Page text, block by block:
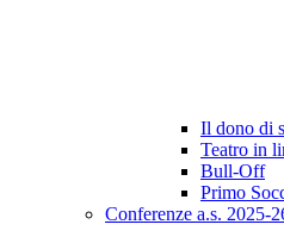
Il dono di
Teatro in
Bull-Off
Primo
Conferenze a.s. 2025-